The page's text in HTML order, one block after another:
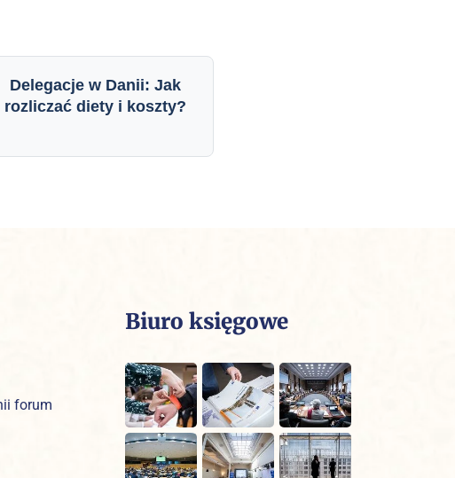
Delegacje w Danii: Jak
rozliczać diety i koszty?
forum
Biuro księgowe